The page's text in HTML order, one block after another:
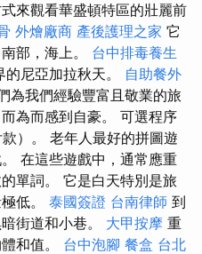
來觀看華盛頓特區的壯麗前
外燴廠商 產後護理之家 它
部，海上。 台中排毒養生
尼亞加拉秋天。 自助餐外
為我們經驗豐富且敬業的旅
為而感到自豪。 可選程序
）。 老年人最好的拼圖遊
在這些遊戲中，通常應重
單詞。 它是白天特別是旅
低。 泰國簽證 台南律師 到
街道和小巷。 大甲按摩 重
和值。 台中泡腳 餐盒 台北